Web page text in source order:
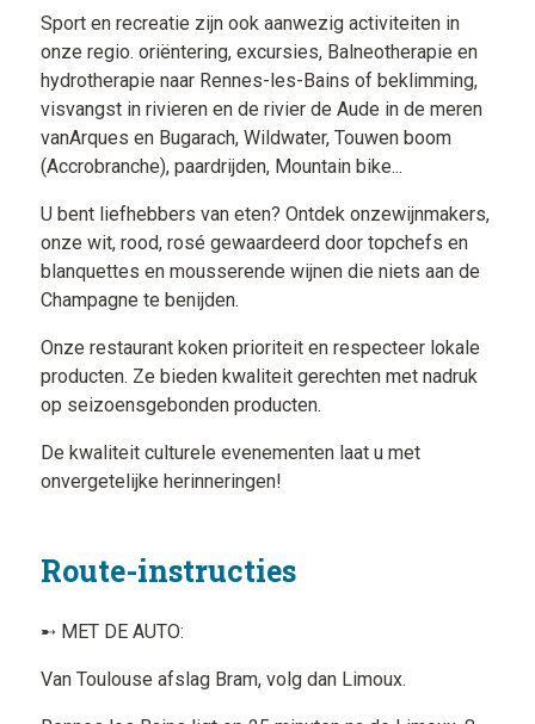
Sport en recreatie zijn ook aanwezig activiteiten in
onze regio. oriëntering, excursies, Balneotherapie en
hydrotherapie naar Rennes-les-Bains of beklimming,
visvangst in rivieren en de rivier de Aude in de meren
vanArques en Bugarach, Wildwater, Touwen boom
(Accrobranche), paardrijden, Mountain bike...
U bent liefhebbers van eten? Ontdek onzewijnmakers,
onze wit, rood, rosé gewaardeerd door topchefs en
blanquettes en mousserende wijnen die niets aan de
Champagne te benijden.
Onze restaurant koken prioriteit en respecteer lokale
producten. Ze bieden kwaliteit gerechten met nadruk
op seizoensgebonden producten.
De kwaliteit culturele evenementen laat u met
onvergetelijke herinneringen!
Route-instructies
➸ MET DE AUTO:
Van Toulouse afslag Bram, volg dan Limoux.